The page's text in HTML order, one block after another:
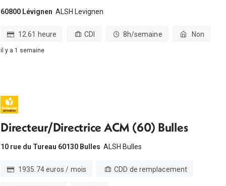
60800 Lévignen ALSH Levignen
12.61 heure CDI 8h/semaine Non
il y a 1 semaine
Directeur/Directrice ACM (60) Bulles
10 rue du Tureau 60130 Bulles ALSH Bulles
1935.74 euros / mois CDD de remplacement